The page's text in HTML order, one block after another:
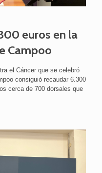
euros en la
Campoo
el Cáncer que se celebró
consiguió recaudar 6.300
cerca de 700 dorsales que